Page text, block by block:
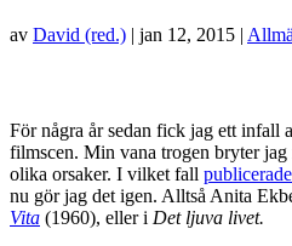
av David (red.) | jan 12, 2015 |
För några år sedan fick jag ett infall
filmscen. Min vana trogen bryter
olika orsaker. I vilket fall
nu gör jag det igen. Alltså Anita
Vita (1960), eller i Det ljuva livet.